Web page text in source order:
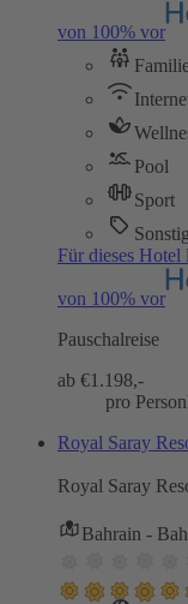
von 100% vor
Pool
Sport
Für dieses
von 100% vor
Pauschalreise
ab €1.198,-
pro Person
Royal Saray
Royal Saray
Bahrain -